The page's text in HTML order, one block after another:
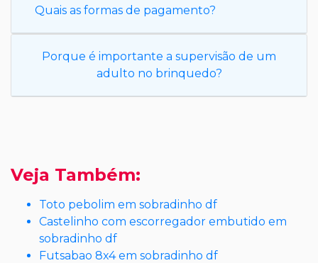
Quais as formas de pagamento?
Porque é importante a supervisão de um
adulto no brinquedo?
Veja Também:
Toto pebolim em sobradinho df
Castelinho com escorregador embutido em
sobradinho df
Futsabao 8x4 em sobradinho df